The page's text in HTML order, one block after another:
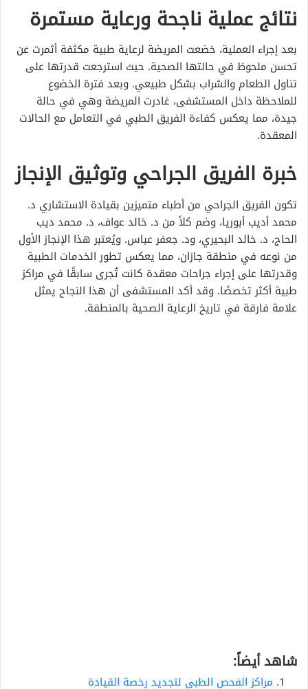
نتائج عملية ناجحة ورعاية مستمرة
بعد إجراء العملية، خضعت المريضة لرعاية طبية مكثفة أثمرت عن
تحسن ملحوظ في حالتها الصحية. حيث استرجعت قدرتها على
تناول الطعام والشراب بشكل طبيعي. وبعد فترة الخضوع
للملاحظة داخل المستشفى، غادرت المريضة وهي في حالة
جيدة، مما يعكس كفاءة الفريق الطبي في التعامل مع الحالات
المعقدة.
خبرة الفريق الجراحي وتوثيق الإنجاز
تكون الفريق الجراحي من أطباء متميزين بقيادة الاستشاري د.
محمد أديب أبوريا، وضم كلاً من د. خالد عواف، د. محمد ديب
الحاج، د. خالد البحيري، ود. جعفر عباس. ويُعتبر هذا الإنجاز الأول
من نوعه في منطقة جازان، مما يعكس تطور الخدمات الطبية
وقدرتها على إجراء جراحات معقدة كانت تُجرى سابقًا في مراكز
طبية أكثر تخصصًا. وقد أكد المستشفى أن هذا النجاح يمثل
علامة فارقة في تاريخ الرعاية الصحية بالمنطقة.
شاهد أيضاً:
مراكز الفحص الطبي لتجديد رخصة القيادة